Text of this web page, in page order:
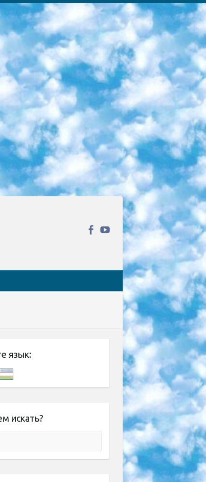
и Cinema Studies о теории кино. Каждая подборка лекций — логически связанная история, рассказанная экспертом от первого лица. Кроме того, на сайте появляются научно-образовательные статьи и тесты на разные темы. 7. «Newочём» Команда проекта «Newочём» отбирает самые интересные тексты из англоязычных СМИ и переводит те из них, за которые голосуют участники сообщества «ВКонтакте». По большей части это научно-популярные статьи. Редакторы придумывают лишь заголовки, в остальном содержание переводов соответствует оригиналам. Полные тексты можно читать прямо в социальной сети. 8. InternetUrok Онлайн-база материалов по основным дисциплинам школьной программы. Информация на сайте структурирована по классам, предметам и темам (урокам). Каждый урок состоит из видеолекций и конспектов. Есть также интерактивные тренажёры и тесты для закрепления пройденного материала. Даже если вы давно окончили школу, возможность повторить программу старших классов всегда может пригодиться. 9. Edutainme Ещё один ресурс об образовании. В отличие от Newtonew, как мне кажется, Edutainme больше ориентируется на представителей индустрии: педагогов, предпринимателей, разработчиков образовательных проектов. Но и любой, кто просто стремится к саморазвитию, найдёт на сайте много полезного и интересного для себя. Например, информацию о новых курсах и образовательных сервисах. 10. Newtonew Онлайн-медиа об образовании и обучении в широком смысле. Авторы Newtonew пишут об инструментах, заведениях, тактиках и стратегиях, которые помогают учить других и получать новые знания самостоятельно. На этой площадке вы найдёте новости, обзоры, аналитические мат
язык:
искать?